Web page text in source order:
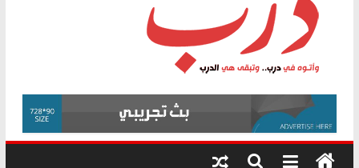
فرحات سليمان يكتب: القطاع الصحي إلى
أين؟
حزب التحالف الشعبي يطلق لجنة “الحق
في الصحة” بالإسكندرية لرصد الانتهاكات
ودعم المرضى
الوزاري لمدينة الصحفيين.. وانتهاء أعمال
إنشاء المبنى الإداري
المجلس القومي لحقوق الإنسان يعلن
متابعة قضية الدكتور محمد زهران.. ويؤكد:
درب
وأتوه
درب..
وتبقى